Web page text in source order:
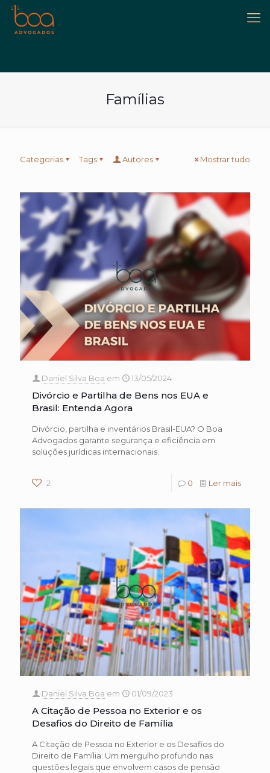
Famílias
Categorias Tags Autores Mostrar tudo
Daniel Silva Boa em 13/05/2024
Divórcio e Partilha de Bens nos EUA e
Brasil: Entenda Agora
Divórcio, partilha e inventários Brasil-EUA? O Boa
Advogados garante segurança e eficiência em
soluções jurídicas internacionais.
2 0 Ler mais
Daniel Silva Boa em 01/09/2023
A Citação de Pessoa no Exterior e os
Desafios do Direito de Família
A Citação de Pessoa no Exterior e os Desafios do
Direito de Família: Um mergulho profundo nas
questões legais que envolvem casos de pensão